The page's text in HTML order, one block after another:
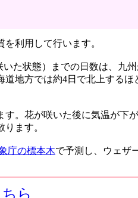
利用して行います。
た状態）までの日数は、九
地方では約4日で北上するほ
。花が咲いた後に気温が下
ます。
庁の標本木で予測し、ウェザ
ら